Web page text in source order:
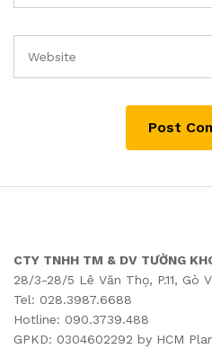
CTY TNHH TM & DV TƯỜNG
28/3-28/5 Lê Văn Thọ, P.11, Gò
Tel: 028.3987.6688
Hotline: 090.3739.488
GPKD: 0304602292 by HCM